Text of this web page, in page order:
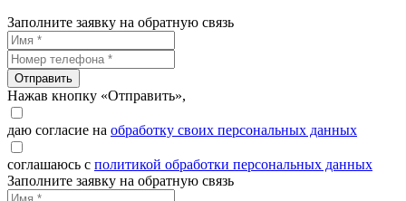
Заполните заявку на обратную связь
Отправить
Нажав кнопку «Отправить»,
даю согласие на обработку своих персональных данных
соглашаюсь с политикой обработки персональных данных
Заполните заявку на обратную связь